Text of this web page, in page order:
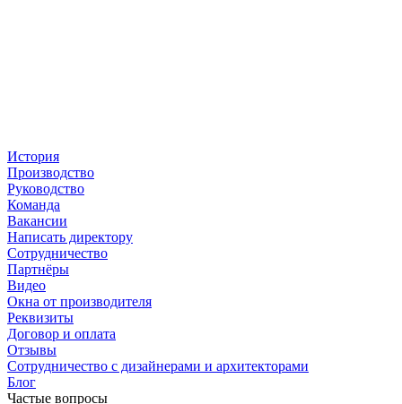
История
Производство
Руководство
Команда
Вакансии
Написать директору
Сотрудничество
Партнёры
Видео
Окна от производителя
Реквизиты
Договор и оплата
Отзывы
Сотрудничество с дизайнерами и архитекторами
Блог
Частые вопросы